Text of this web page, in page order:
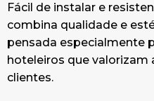
Fácil de instalar e
combina qualidade e
pensada especialmente
hoteleiros que valorizam
clientes.